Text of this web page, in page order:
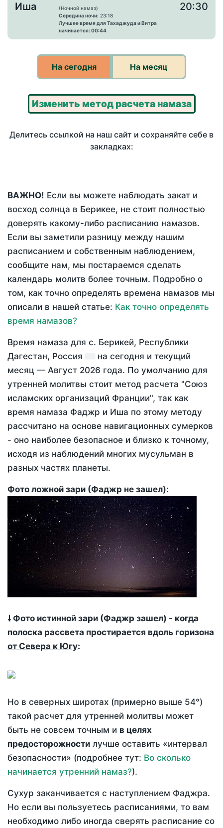
Иша
(Ночной намаз)
Середина ночи: 23:18
Лучшее время для Тахаджуда и Витра
начинается: 00:44
20:30
На сегодня На месяц
Изменить метод расчета намаза
Делитесь ссылкой на наш сайт и сохраняйте себе в
закладках:
ВАЖНО! Если вы можете наблюдать закат и
восход солнца в Берикее, не стоит полностью
доверять какому-либо расписанию намазов.
Если вы заметили разницу между нашим
расписанием и собственным наблюдением,
сообщите нам, мы постараемся сделать
календарь молитв более точным. Подробно о
том, как точно определять времена намазов мы
описали в нашей статье: Как точно определять
время намазов?
Время намаза для с. Берикей, Республики
Дагестан, Россия
на сегодня и текущий
месяц — Август 2026 года. По умолчанию для
утренней молитвы стоит метод расчета "Союз
исламских организаций Франции", так как
время намаза Фаджр и Иша по этому методу
рассчитано на основе навигационных сумерков
- оно наиболее безопасное и близко к точному,
исходя из наблюдений многих мусульман в
разных частях планеты.
Фото ложной зари (Фаджр не зашел):
🠗 Фото истинной зари (Фаджр зашел) - когда
полоска рассвета простирается вдоль горизона
от Севера к Югу:
Но в северных широтах (примерно выше 54°)
такой расчет для утренней молитвы может
быть не совсем точным и в целях
предосторожности лучше оставить «интервал
безопасности» (подробнее тут: Во сколько
начинается утренний намаз?).
Сухур заканчивается с наступлением Фаджра.
Но если вы пользуетесь расписаниями, то вам
необходимо либо иногда сверять расписание со